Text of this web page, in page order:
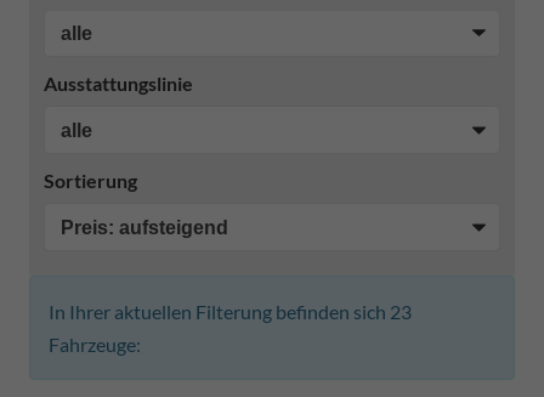
Ausstattungslinie
Sortierung
In Ihrer aktuellen Filterung befinden sich 23
Fahrzeuge: